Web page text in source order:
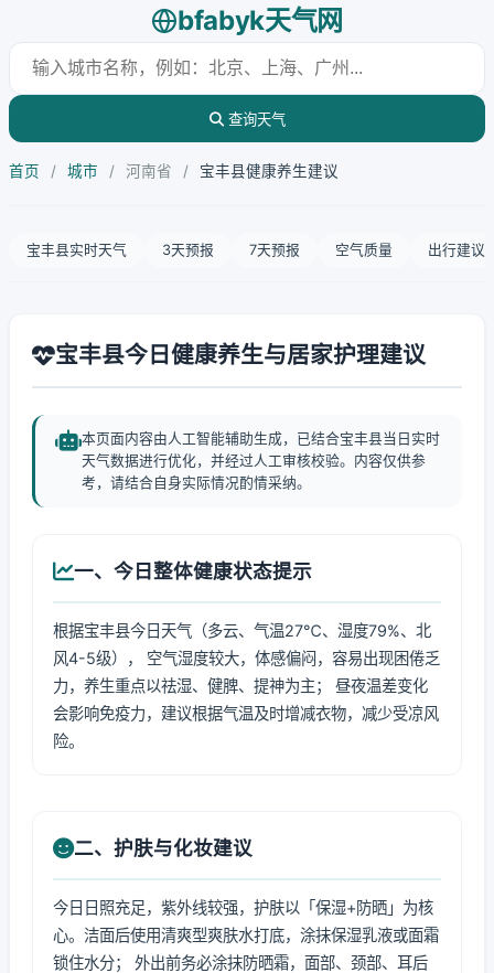
bfabyk天气网
查询天气
首页 / 城市 / 河南省 / 宝丰县健康养生建议
宝丰县实时天气 3天预报 7天预报 空气质量 出行建议
宝丰县今日健康养生与居家护理建议
本页面内容由人工智能辅助生成，已结合宝丰县当日实时
天气数据进行优化，并经过人工审核校验。内容仅供参
考，请结合自身实际情况酌情采纳。
一、今日整体健康状态提示
根据宝丰县今日天气（多云、气温27℃、湿度79%、北
风4-5级）， 空气湿度较大，体感偏闷，容易出现困倦乏
力，养生重点以祛湿、健脾、提神为主； 昼夜温差变化
会影响免疫力，建议根据气温及时增减衣物，减少受凉风
险。
二、护肤与化妆建议
今日日照充足，紫外线较强，护肤以「保湿+防晒」为核
心。洁面后使用清爽型爽肤水打底，涂抹保湿乳液或面霜
锁住水分； 外出前务必涂抹防晒霜，面部、颈部、耳后